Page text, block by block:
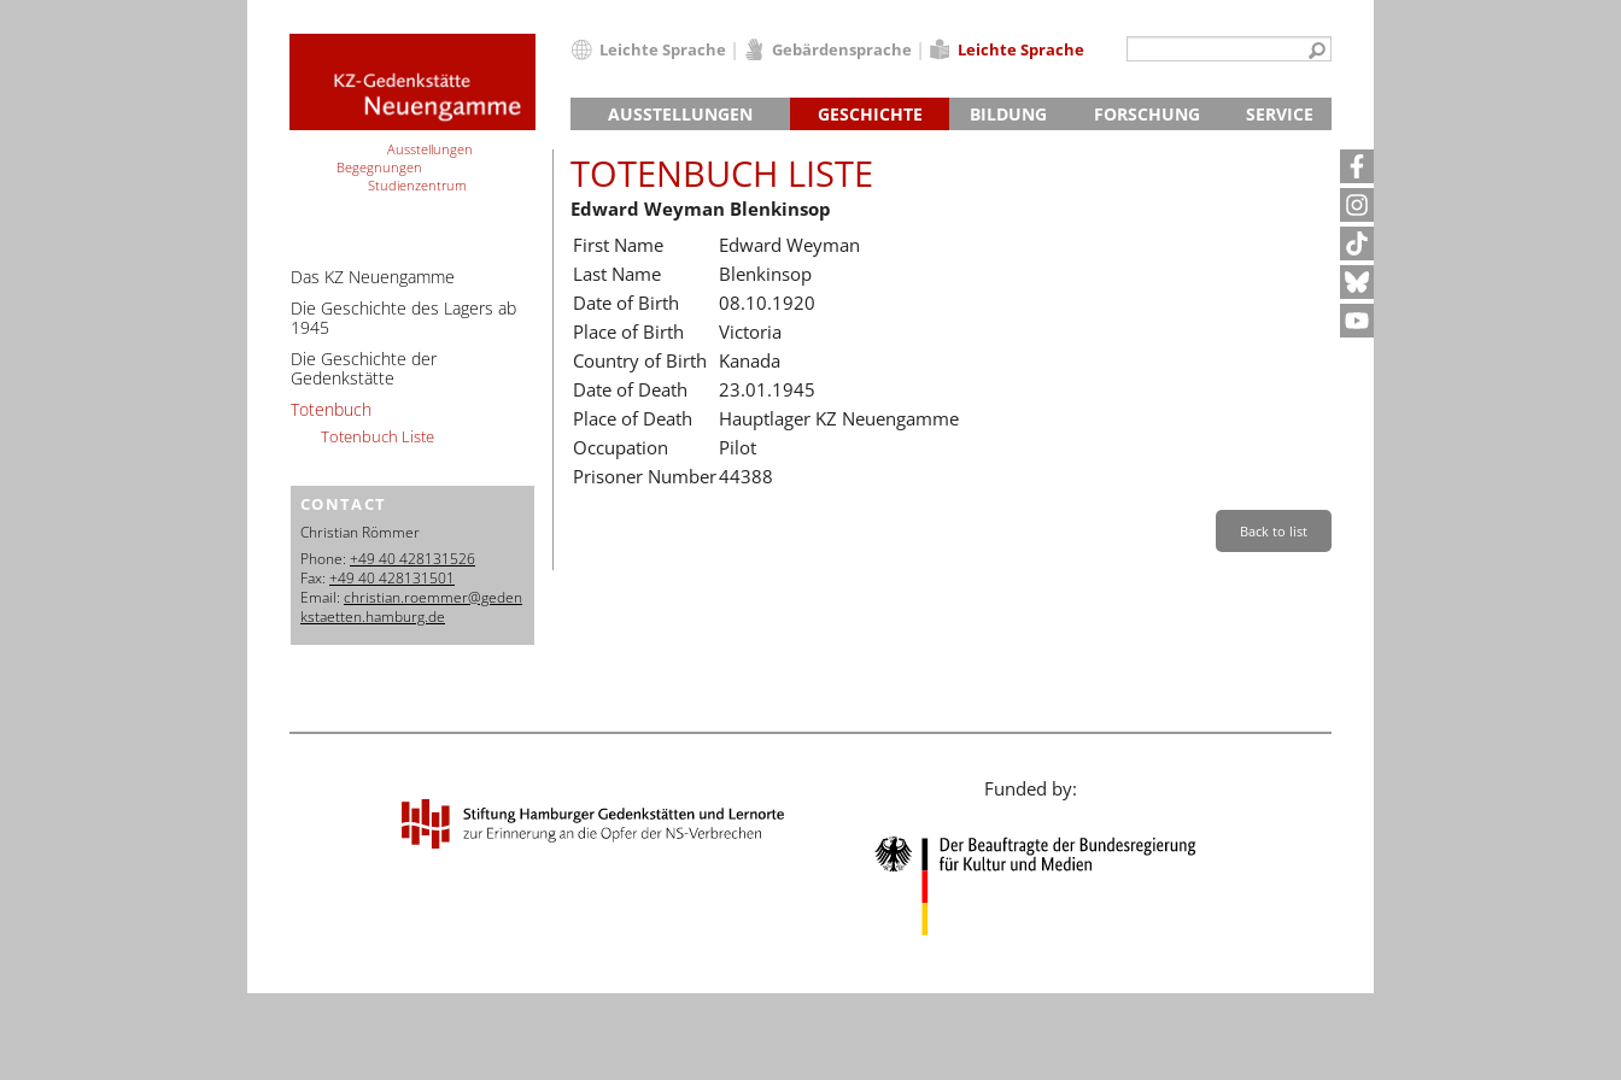
AUSSTELLUNGEN
Lager-SS
Klinkerwerk
Walther-Werke
Gefängnismauer
Haus des Gedenkens
GESCHICHTE
Die Geschichte des Lagers ab 1945
Die Geschichte der Gedenkstätte
Totenbuch
BILDUNG FORSCHUNG
SERVICE
Archivanfrage
Kurze Information
Leichte Sprache
English
Dansk
Español
Italiano
Nederlands
Português
Türkçe
Yкраїнський
Русский
עברית
Gebärdensprache Leichte Sprache
TOTENBUCH LISTE
Edward Weyman Blenkinsop
First Name
Edward Weyman
Last Name
Blenkinsop
Date of Birth
08.10.1920
Place of Birth
Victoria
Country of Birth Kanada
Date of Death
23.01.1945
Place of Death
Hauptlager KZ Neuengamme
Occupation
Pilot
Prisoner Number44388
Back to list
Ausstellungen
Begegnungen
Studienzentrum
Das KZ Neuengamme
Die Geschichte des Lagers ab
1945
Die Geschichte der
Gedenkstätte
Totenbuch
Totenbuch Liste
CONTACT
Christian Römmer
Phone: +49 40 428131526
Fax: +49 40 428131501
Email: christian.roemmer@geden
kstaetten.hamburg.de
Funded by: